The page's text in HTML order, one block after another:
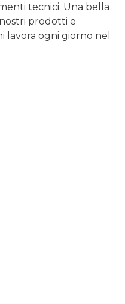
tecnici. Una bella
prodotti e
lavora ogni giorno nel